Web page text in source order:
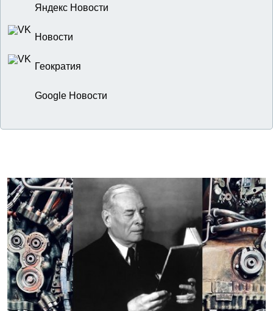
Яндекс Новости
Новости
Геократия
Google Новости